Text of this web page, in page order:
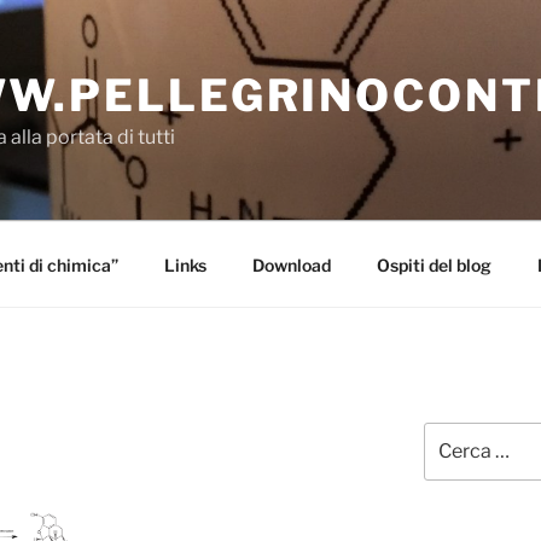
alla portata di tutti
di chimica” Links Download Ospiti del blog